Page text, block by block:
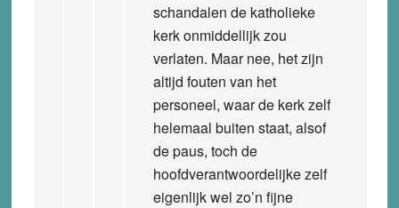
schandalen de katholieke
kerk onmiddellijk zou
verlaten. Maar nee, het zijn
altijd fouten van het
personeel, waar de kerk zelf
helemaal buiten staat, alsof
de paus, toch de
hoofdverantwoordelijke zelf
eigenlijk wel zo’n fijne